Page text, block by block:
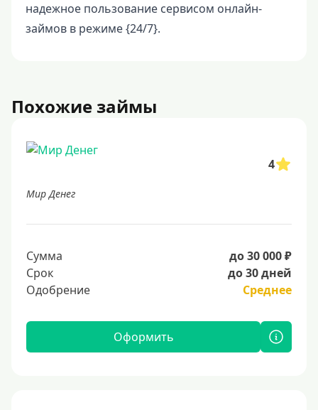
надежное пользование сервисом онлайн-
займов в режиме {24/7}.
Похожие займы
4
Мир Денег
Сумма
до 30 000 ₽
Срок
до 30 дней
Одобрение
Среднее
Оформить